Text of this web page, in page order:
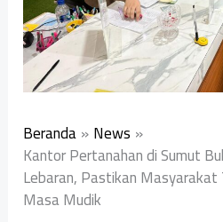
Beranda News
Kantor Pertanahan di Sumut
Lebaran, Pastikan
Masa Mudik